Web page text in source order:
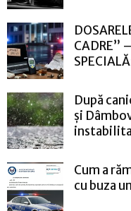
CADRE”
După
și
Cum a
cu buza